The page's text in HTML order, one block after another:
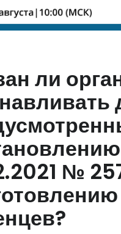
ли
№